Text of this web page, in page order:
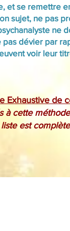
et se remettre
sujet, ne pas
dévier par
voir leur
Exhaustive de
à cette
est